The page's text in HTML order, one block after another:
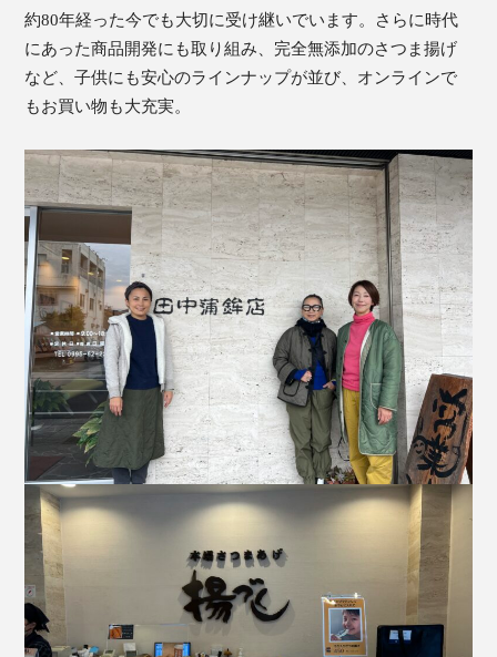
約80年経った今でも大切に受け継いでいます。さらに時代
にあった商品開発にも取り組み、完全無添加のさつま揚げ
など、子供にも安心のラインナップが並び、オンラインで
もお買い物も大充実。